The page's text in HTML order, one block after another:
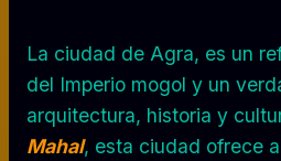
La ciudad de Agra, es un
del Imperio mogol y un
arquitectura, historia y
Mahal, esta ciudad ofrece